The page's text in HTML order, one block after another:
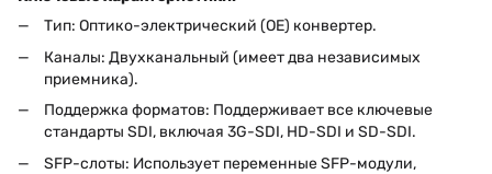
Тип: Оптико-электрический (OE) конвертер.
Каналы: Двухканальный (имеет два независимых
приемника).
Поддержка форматов: Поддерживает все ключевые
стандарты SDI, включая 3G-SDI, HD-SDI и SD-SDI.
SFP-слоты: Использует переменные SFP-модули,